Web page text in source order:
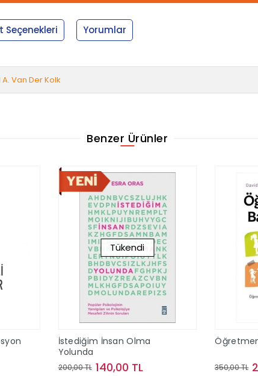
Seçenekleri Yorumlar
Van Der Kolk
Benzer Ürünler
Tükendi
İstediğim İnsan Olma
Yolunda
200,00 TL 140,00 TL 350,00 TL